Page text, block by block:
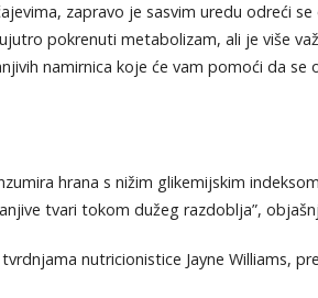
zapravo je sasvim uredu odreći
pokrenuti metabolizam, ali je više
namirnica koje će vam pomoći da
hrana s nižim glikemijskim
tvari tokom dužeg razdoblja”,
nutricionistice Jayne Williams,